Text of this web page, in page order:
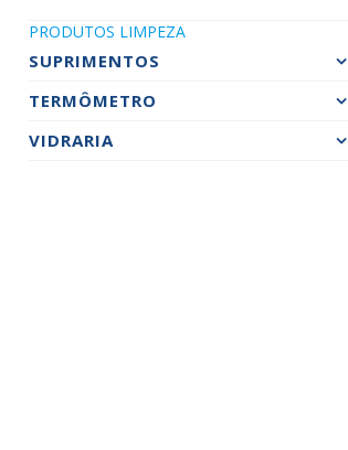
PRODUTOS LIMPEZA
SUPRIMENTOS
TERMÔMETRO
VIDRARIA